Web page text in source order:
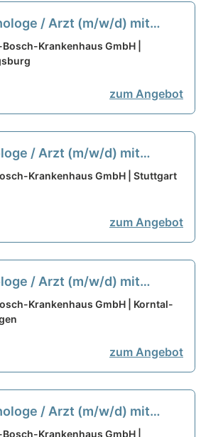
/ Arzt (m/w/d) mit
oder
Krankenhaus GmbH |
zum Angebot
/ Arzt (m/w/d) mit
oder
Bosch-Krankenhaus GmbH
Krankenhaus GmbH |
zum Angebot
/ Arzt (m/w/d) mit
oder
Krankenhaus GmbH | Korntal-
zum Angebot
/ Arzt (m/w/d) mit
oder